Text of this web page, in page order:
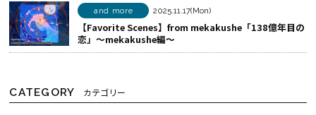
and more 2025.11.17(Mon)
【Favorite Scenes】from mekakushe「138億年目の
恋」～mekakushe編～
CATEGORY カテゴリー